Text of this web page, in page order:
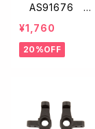
AS91676
キャスターハット
ブッシング【B6
系/B7系】
¥1,760
20%OFF